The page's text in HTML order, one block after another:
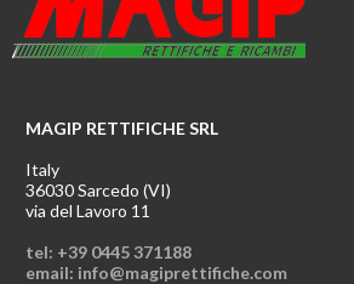
MAGIP RETTIFICHE SRL
Italy
36030 Sarcedo (VI)
via del Lavoro 11
tel: +39 0445 371188
email: info@magiprettifiche.com